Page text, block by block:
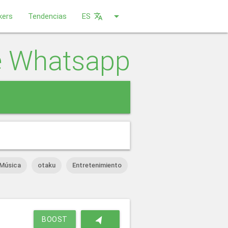
Tendencias ES arrow_drop_down
translate
Whatsapp
Música otaku Entretenimiento
navigation
BOOST